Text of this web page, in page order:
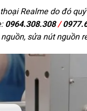
Realme do đó
0964.308.308/
sửa nút nguồn